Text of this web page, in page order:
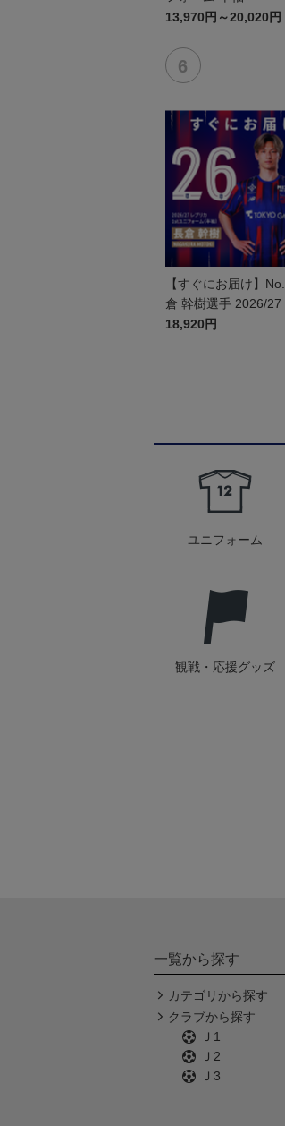
13,970円～20,020円
【すぐにお届け】
倉 幹樹選手 2026/27
プリカユニフォーム
18,920円
ユニフォーム
観戦・応援グッズ
一覧から探す
カテゴリから探す
クラブから探す
Ｊ1
Ｊ2
Ｊ3